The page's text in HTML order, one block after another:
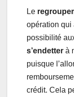
Le
opération qui
possibilité
s’endetter à
puisque
crédit. Cela